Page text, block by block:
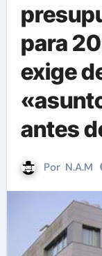
para
exige
antes
Por N.A.M